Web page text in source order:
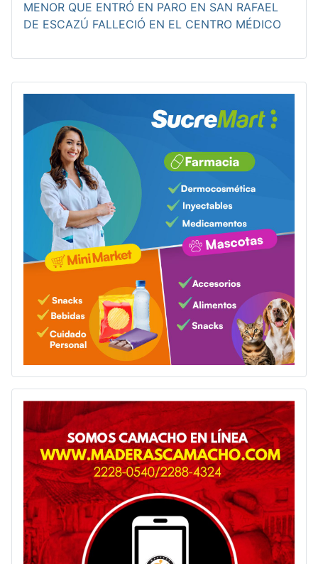
MENOR QUE ENTRÓ EN PARO EN SAN RAFAEL
DE ESCAZÚ FALLECIÓ EN EL CENTRO MÉDICO